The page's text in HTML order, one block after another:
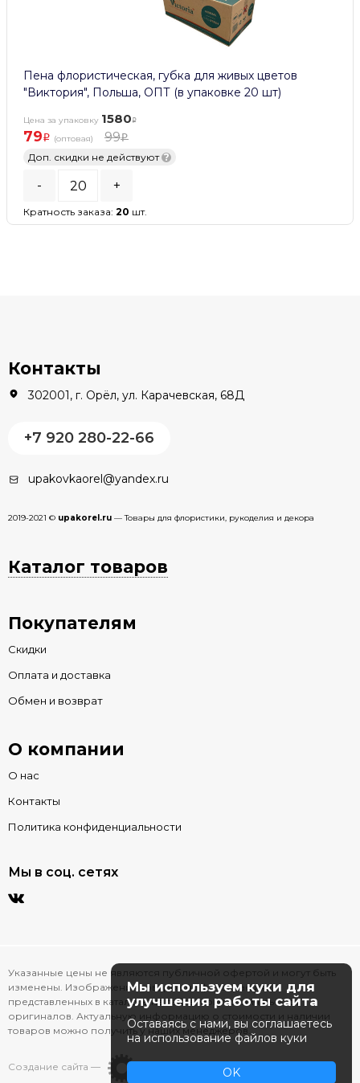
Пена флористическая, губка для живых цветов
"Виктория", Польша, ОПТ (в упаковке 20 шт)
Цена за упаковку 1580
79 (оптовая) 99
Доп. скидки не действуют ?
- +
Кратность заказа: 20 шт.
Контакты
302001, г. Орёл, ул. Карачевская, 68Д
+7 920 280-22-66
upakovkaorel@yandex.ru
2019-2021 © upakorel.ru — Товары для флористики, рукоделия и декора
Каталог товаров
Покупателям
Скидки
Оплата и доставка
Обмен и возврат
О компании
О нас
Контакты
Политика конфиденциальности
Мы в соц. сетях
Указанные цены не являются публичной офертой и могут быть
изменены. Изображения товаров на фотографиях,
представленных в каталоге на сайте, могут отличаться от
оригиналов. Актуальную информацию о стоимости и наличии
товаров можно получить у наших менеджеров.
Создание сайта —
Мы используем куки для
улучшения работы сайта
Оставаясь с нами, вы соглашаетесь
на использование файлов куки
OK